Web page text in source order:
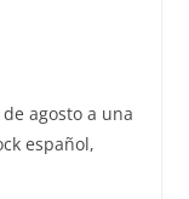
agosto a una
español,